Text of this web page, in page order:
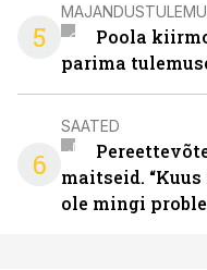
5
Poola
parima
6
SAATED
maitseid.
ole mingi